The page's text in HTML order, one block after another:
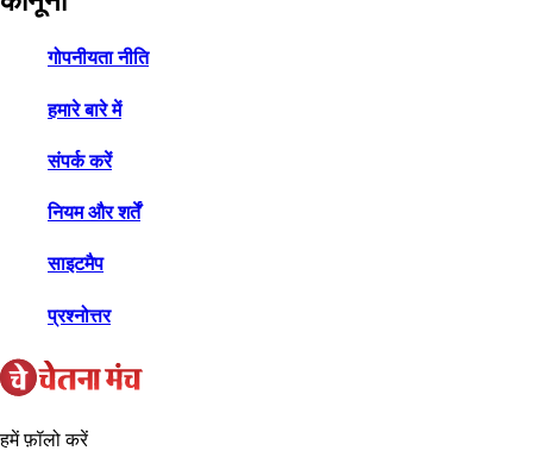
गोपनीयता नीति
हमारे बारे में
संपर्क करें
नियम और शर्तें
साइटमैप
प्रश्नोत्तर
हमें फ़ॉलो करें